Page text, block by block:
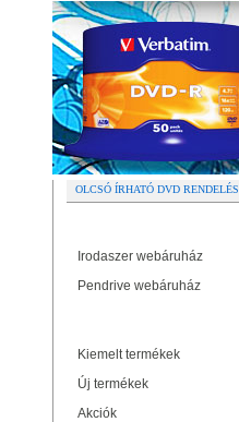
OLCSÓ ÍRHATÓ DVD RENDELÉS
Irodaszer webáruház
Pendrive webáruház
Kiemelt termékek
Új termékek
Akciók